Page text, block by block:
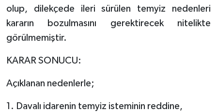
olup, dilekçede ileri sürülen temyiz nedenleri
kararın bozulmasını gerektirecek nitelikte
görülmemiştir.
KARAR SONUCU:
Açıklanan nedenlerle;
1. Davalı idarenin temyiz isteminin reddine,